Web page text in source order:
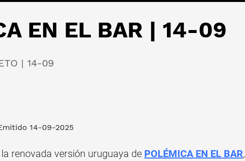
EN EL BAR | 14-09
| 14-09
14-09-2025
renovada versión uruguaya de POLÉMICA EN EL BAR,